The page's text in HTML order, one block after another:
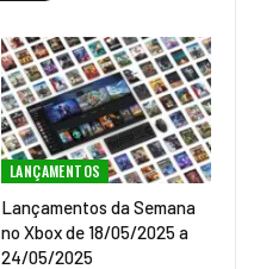
LANÇAMENTOS
Lançamentos da Semana
no Xbox de 18/05/2025 a
24/05/2025